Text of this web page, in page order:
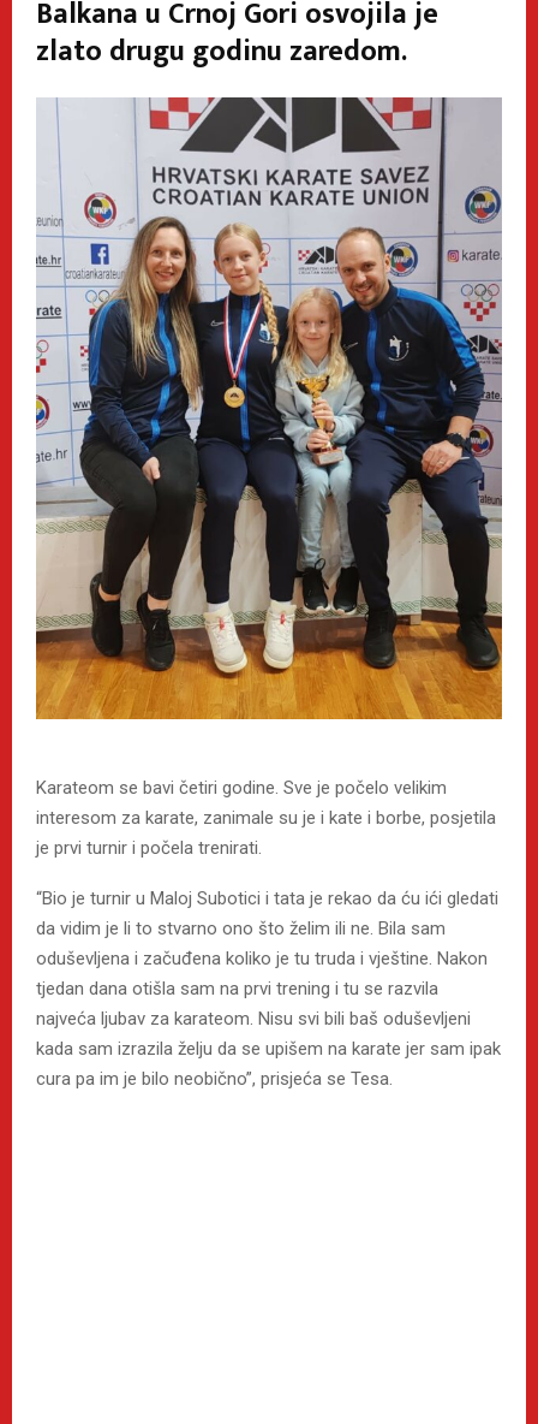
Balkana u Crnoj Gori osvojila je
zlato drugu godinu zaredom.
Karateom se bavi četiri godine. Sve je počelo velikim
interesom za karate, zanimale su je i kate i borbe, posjetila
je prvi turnir i počela trenirati.
“Bio je turnir u Maloj Subotici i tata je rekao da ću ići gledati
da vidim je li to stvarno ono što želim ili ne. Bila sam
oduševljena i začuđena koliko je tu truda i vještine. Nakon
tjedan dana otišla sam na prvi trening i tu se razvila
najveća ljubav za karateom. Nisu svi bili baš oduševljeni
kada sam izrazila želju da se upišem na karate jer sam ipak
cura pa im je bilo neobično”, prisjeća se Tesa.